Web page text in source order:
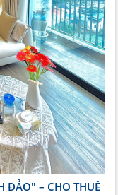
mang lại,
an cư lý tưởng và
khách hàng
ĐẢO" – CHO THUÊ